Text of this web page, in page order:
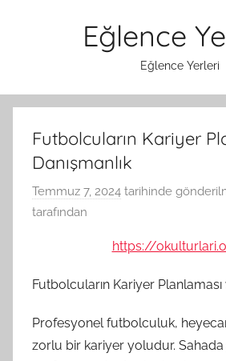
Eğlence
Eğlence Yerleri
Futbolcuların Kariyer
Danışmanlık
Temmuz 7, 2024 tarihinde
tarafından
https://
Futbolcuların Kariyer Planlaması
Profesyonel futbolculuk,
zorlu bir kariyer yoludur.